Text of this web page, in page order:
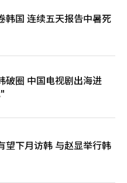
达国家。如今，AI时代的国家
务。历史不会给每个国家机
来五年不仅是任何政权成败的
时刻。现在需要的不是政争，
。※ 本报道经人工智能（AI）
口物价上涨，生活成本增加。
消费者而言却如同隐形税。
资有利，但若持续时间过长，
金不仅流向生产性投资，还涌
产价格飙升。拥有资产的人变
通民众则愈加远离资产形成的
企业和资产拥有者有利，而对
原因。福尔摩沙是台湾的旧
但国民的生活感受却没有改
通劳动者却在低工资和高房价
惕。表面上看健康的经济，内
济面临的最大风险。 当
是人类工业史上伟大的
逝，而新世界尚未诞生的时
也正处于类似的历史节点。
老化，而适应人工智能时代的
一转型过程中，最先感受到不
动教育体系与劳动市场适应未
垒，释放创新活力；也需要既
代成长腾出空间。 一个
而能够成为推动制度改革、促
民主，不在于扩大分歧，而在
的方向。 今天的韩
未来的勇气；比起彼此指责，
了7.53%，创下历史最高纪
的神奈川县横须贺市，由于上
提高水费和污水处理费。即使
重。
济学家星野拓也预计，2025
从207万日元增加到2050年的
和老年人增加就业，仍难以
的时期”，预计到2030年国
以下。仅靠鼓励生育或吸引企
本报道经人工智能（AI）系统
韩国 连续五天报告中暑死
破圈 中国电视剧出海进
望下月访韩 与赵显举行韩